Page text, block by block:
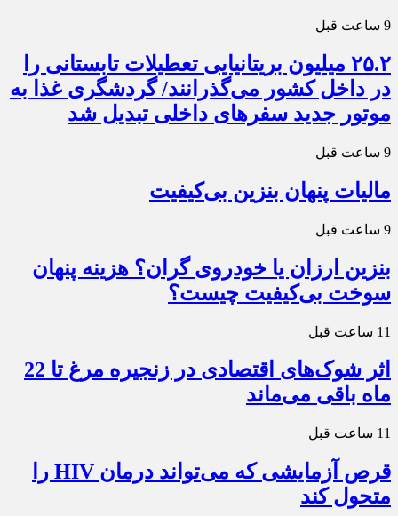
9 ساعت قبل
۲۵.۲ میلیون بریتانیایی تعطیلات تابستانی را
در داخل کشور می‌گذرانند/ گردشگری غذا به
موتور جدید سفرهای داخلی تبدیل شد
9 ساعت قبل
مالیات پنهان بنزین بی‌کیفیت
9 ساعت قبل
بنزین ارزان یا خودروی گران؟ هزینه پنهان
سوخت بی‌کیفیت چیست؟
11 ساعت قبل
اثر شوک‌های اقتصادی در زنجیره مرغ تا 22
ماه باقی می‌ماند
11 ساعت قبل
قرص آزمایشی که می‌تواند درمان HIV را
متحول کند